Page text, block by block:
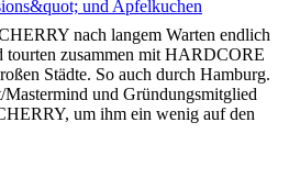
nach langem Warten endlich
tourten zusammen mit HARDCORE
Städte. So auch durch Hamburg.
und Gründungsmitglied
um ihm ein wenig auf den